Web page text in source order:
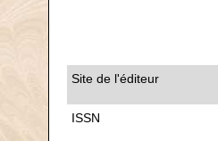
Site de l'éditeur
ISSN